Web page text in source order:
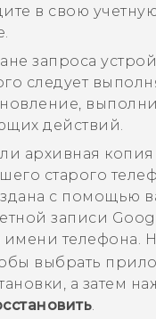
в свою
.
запроса
следует
действий.
архивная
старого
с помощью
записи
имени телефона.
выбрать
а затем